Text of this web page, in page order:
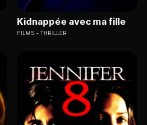
Kidnappée avec ma fille
FILMS THRILLER